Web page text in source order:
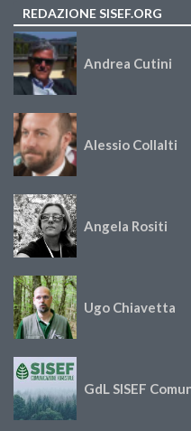
REDAZIONE SISEF.ORG
Andrea Cutini
Alessio Collalti
Angela Rositi
Ugo Chiavetta
GdL SISEF